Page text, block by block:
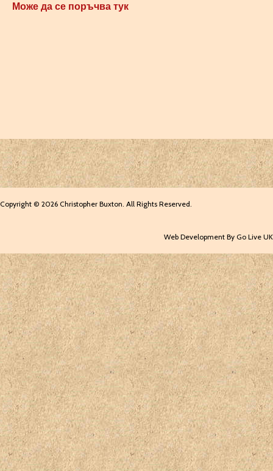
Може да се поръчва тук
Copyright © 2026 Christopher Buxton. All Rights Reserved.
Web Development By Go Live UK